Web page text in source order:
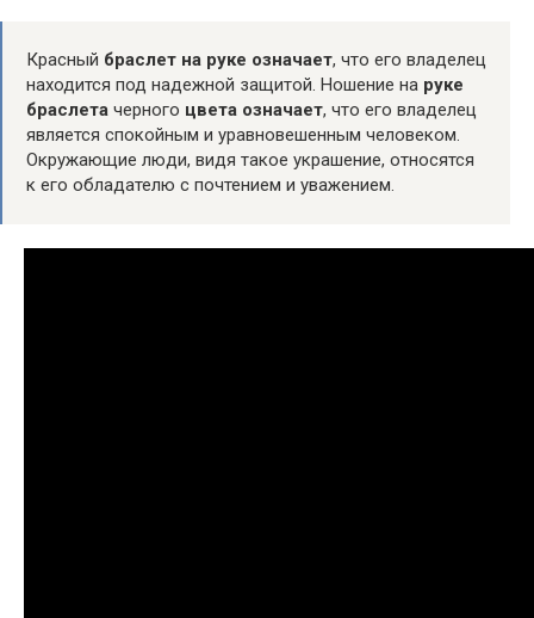
Красный браслет на руке означает, что его владелец
находится под надежной защитой. Ношение на руке
браслета черного цвета означает, что его владелец
является спокойным и уравновешенным человеком.
Окружающие люди, видя такое украшение, относятся
к его обладателю с почтением и уважением.